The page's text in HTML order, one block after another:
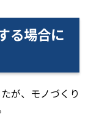
る場合に
が、モノづくり